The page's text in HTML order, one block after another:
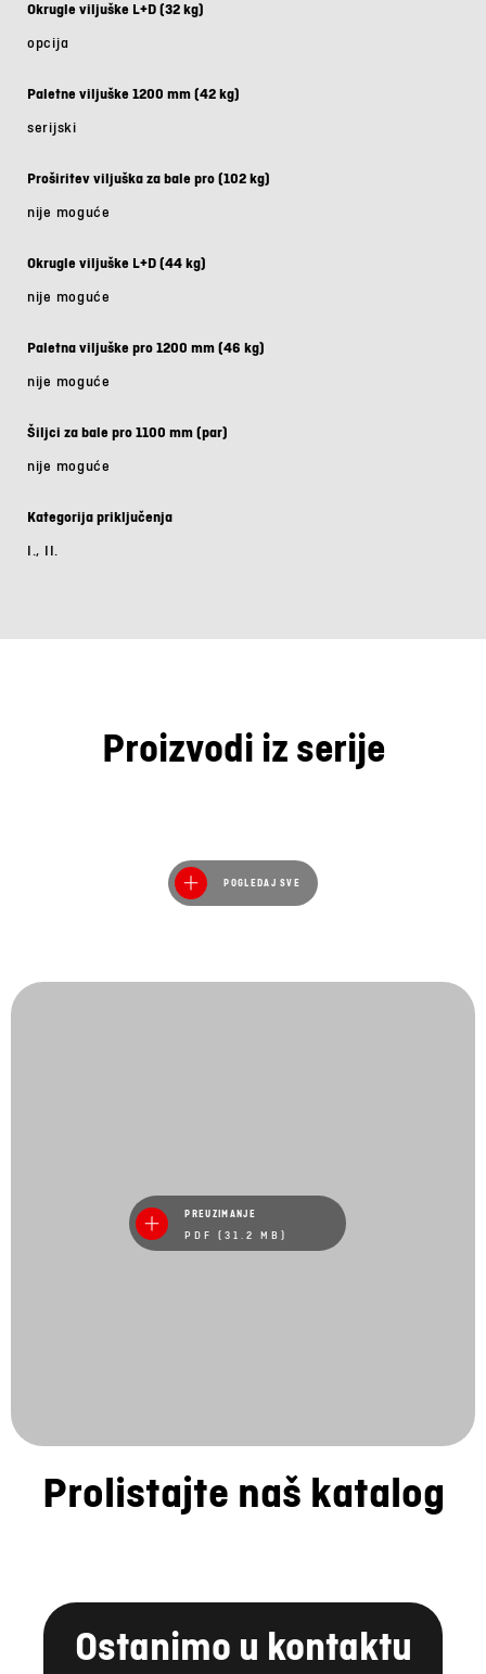
Okrugle viljuške L+D (32 kg)
opcija
Paletne viljuške 1200 mm (42 kg)
serijski
Proširitev viljuška za bale pro (102 kg)
nije moguće
Okrugle viljuške L+D (44 kg)
nije moguće
Paletna viljuške pro 1200 mm (46 kg)
nije moguće
Šiljci za bale pro 1100 mm (par)
nije moguće
Kategorija priključenja
I., II.
Proizvodi iz serije
POGLEDAJ SVE
PREUZIMANJE
PDF (31.2 MB)
Prolistajte naš katalog
Ostanimo u kontaktu